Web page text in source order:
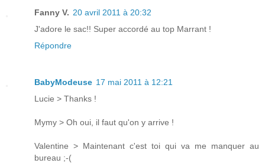
Fanny V. 20 avril 2011 à 20:32
J'adore le sac!! Super accordé au top Marrant !
Répondre
BabyModeuse 17 mai 2011 à 12:21
Lucie > Thanks !
Mymy > Oh oui, il faut qu'on y arrive !
Valentine > Maintenant c'est toi qui va me manquer au
bureau ;-(